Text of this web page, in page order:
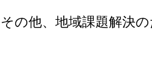
その他、地域課題解決